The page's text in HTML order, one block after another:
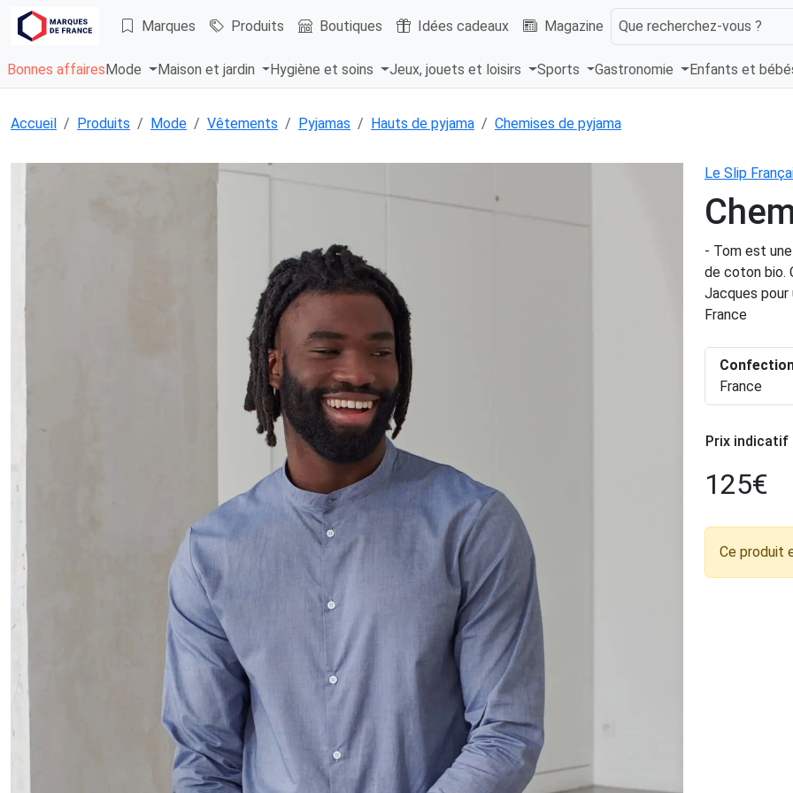
Marques Produits Boutiques Idées cadeaux Magazine Que recherchez-vous ?
Bonnes affaires Mode Maison et jardin Hygiène et soins Jeux, jouets et loisirs Sports Gastronomie Enfants et
Accueil Produits Mode Vêtements Pyjamas Hauts de pyjama Chemises de pyjama
Le Slip
- Tom est
de coton bio.
Jacques pour
France
France
Prix indicatif
125€
Ce produit